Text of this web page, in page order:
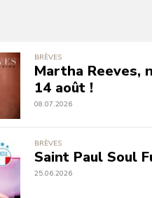
BRÈVES
Martha Reeves,
14 août !
08.07.2026
BRÈVES
Saint Paul Soul
25.06.2026